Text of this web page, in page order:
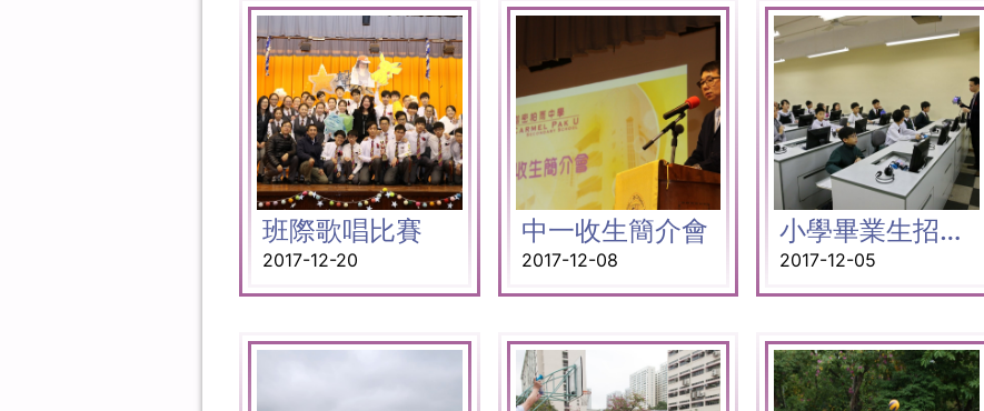
班際歌唱比賽
2017-12-20
中一收生簡介會
2017-12-08
小學畢業生招待日
2017-12-05